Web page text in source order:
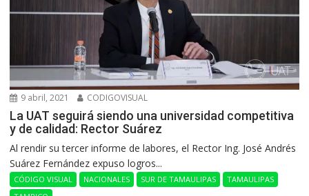
9 abril, 2021 CODIGOVISUAL
La UAT seguirá siendo una universidad competitiva
y de calidad: Rector Suárez
Al rendir su tercer informe de labores, el Rector Ing. José Andrés
Suárez Fernández expuso logros...
CÓDIGO VISUAL NACIONALES SUR DE TAMAULIPAS
TAMAULIPAS